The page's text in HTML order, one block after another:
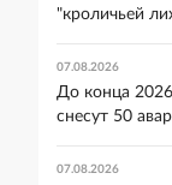
"кроличьей
07.08.2026
До конца
снесут 50
07.08.2026